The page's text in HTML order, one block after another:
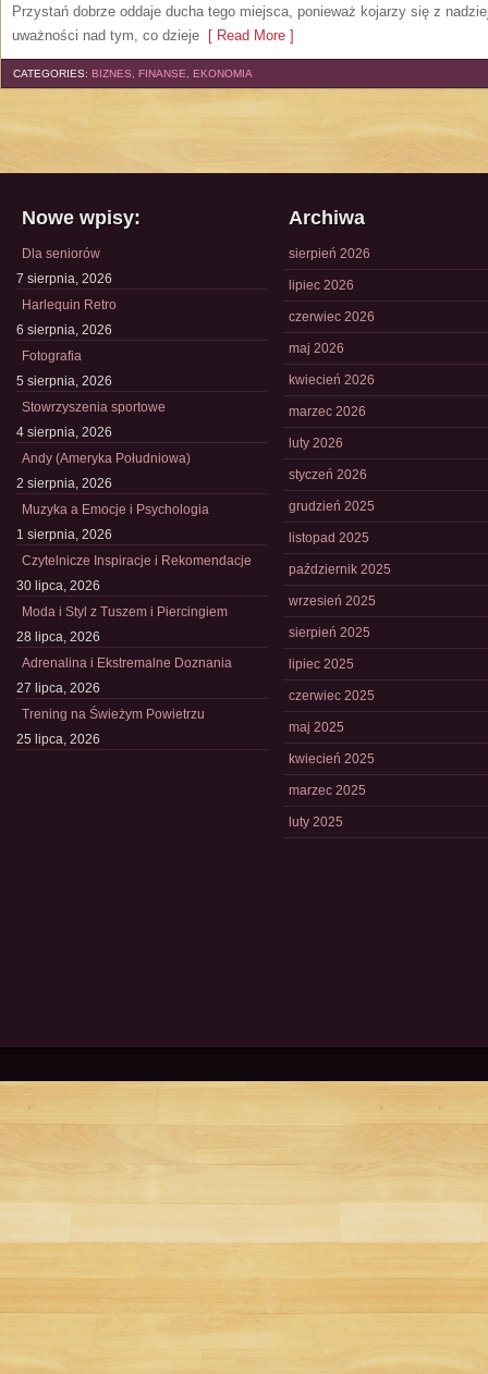
Przystań dobrze oddaje ducha tego miejsca, ponieważ kojarzy się z
uważności nad tym, co dzieje [ Read More ]
CATEGORIES: BIZNES, FINANSE, EKONOMIA
Nowe wpisy:
Dla seniorów
7 sierpnia, 2026
Harlequin Retro
6 sierpnia, 2026
Fotografia
5 sierpnia, 2026
Stowrzyszenia sportowe
4 sierpnia, 2026
Andy (Ameryka Południowa)
2 sierpnia, 2026
Muzyka a Emocje i Psychologia
1 sierpnia, 2026
Czytelnicze Inspiracje i Rekomendacje
30 lipca, 2026
Moda i Styl z Tuszem i Piercingiem
28 lipca, 2026
Adrenalina i Ekstremalne Doznania
27 lipca, 2026
Trening na Świeżym Powietrzu
25 lipca, 2026
Archiwa
sierpień 2026
lipiec 2026
czerwiec 2026
maj 2026
kwiecień 2026
marzec 2026
luty 2026
styczeń 2026
grudzień 2025
listopad 2025
październik 2025
wrzesień 2025
sierpień 2025
lipiec 2025
czerwiec 2025
maj 2025
kwiecień 2025
marzec 2025
luty 2025